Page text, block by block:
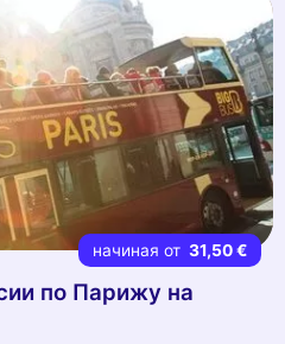
начиная от 31,50 €
по Парижу на